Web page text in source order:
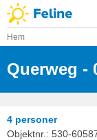
Hem
Querweg -
4 personer
Objektnr.: 530-